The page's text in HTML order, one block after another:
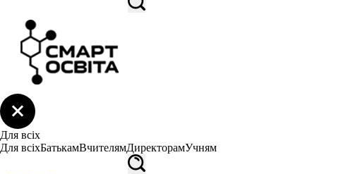
Для всіх
Для всіхБатькамВчителямДиректорамУчням